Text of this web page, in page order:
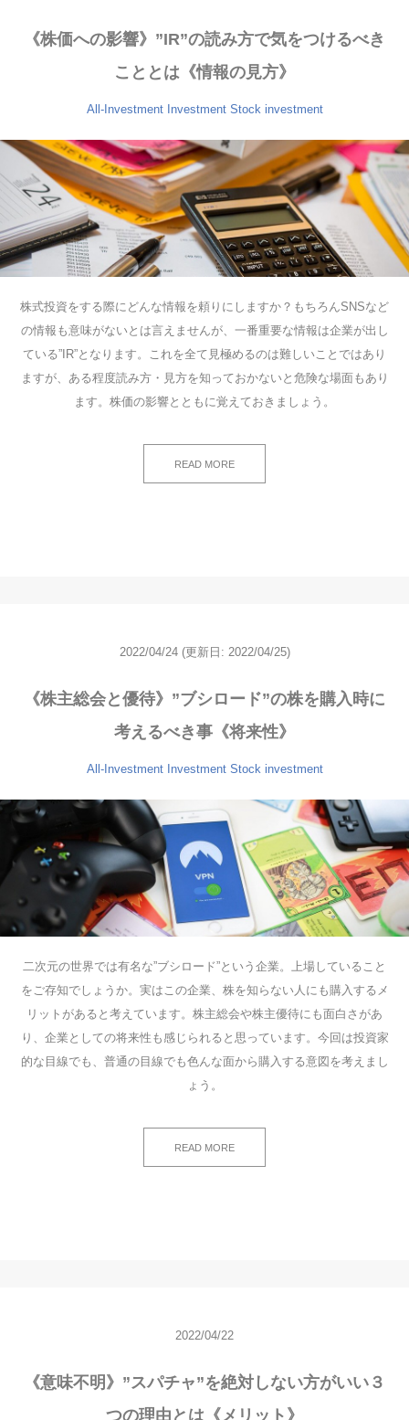
《株価への影響》”IR”の読み方で気をつけるべき
こととは《情報の見方》
All-Investment Investment Stock investment
株式投資をする際にどんな情報を頼りにしますか？もちろんSNSなど
の情報も意味がないとは言えませんが、一番重要な情報は企業が出し
ている”IR”となります。これを全て見極めるのは難しいことではあり
ますが、ある程度読み方・見方を知っておかないと危険な場面もあり
ます。株価の影響とともに覚えておきましょう。
READ MORE
2022/04/24 (更新日: 2022/04/25)
《株主総会と優待》”ブシロード”の株を購入時に
考えるべき事《将来性》
All-Investment Investment Stock investment
二次元の世界では有名な”ブシロード”という企業。上場していること
をご存知でしょうか。実はこの企業、株を知らない人にも購入するメ
リットがあると考えています。株主総会や株主優待にも面白さがあ
り、企業としての将来性も感じられると思っています。今回は投資家
的な目線でも、普通の目線でも色んな面から購入する意図を考えまし
ょう。
READ MORE
2022/04/22
《意味不明》”スパチャ”を絶対しない方がいい３
つの理由とは《メリット》